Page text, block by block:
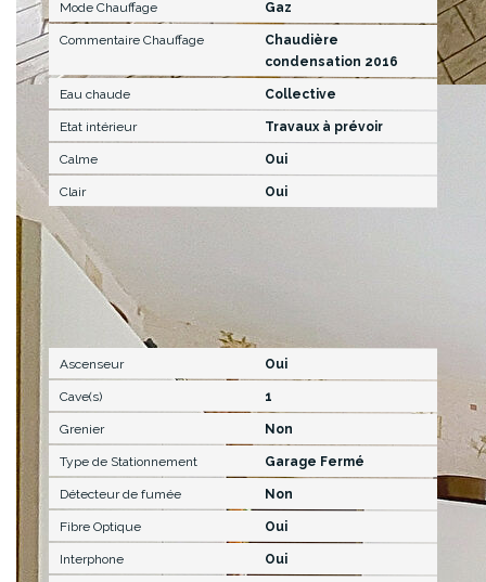
Mode Chauffage Gaz
Commentaire Chauffage
Chaudière
condensation 2016
Eau chaude Collective
Etat intérieur Travaux à prévoir
Calme Oui
Clair Oui
Autres
Ascenseur Oui
Cave(s) 1
Grenier Non
Type de Stationnement Garage Fermé
Détecteur de fumée Non
Fibre Optique Oui
Interphone Oui